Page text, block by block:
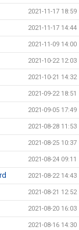
2021-11-17 18:59
2021-11-17 14:44
2021-11-09 14:00
2021-10-22 12:03
2021-10-21 14:32
2021-09-22 18:51
2021-09-05 17:49
2021-08-28 11:53
2021-08-25 10:37
2021-08-24 09:11
2021-08-22 14:43
2021-08-21 12:52
2021-08-20 16:03
2021-08-16 14:30